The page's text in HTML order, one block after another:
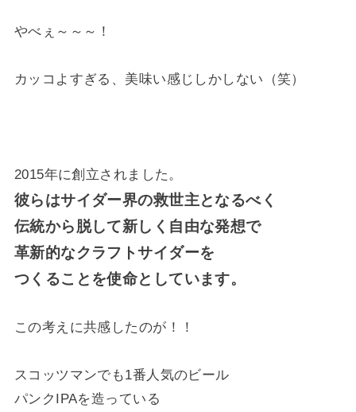
やべぇ～～～！
カッコよすぎる、美味い感じしかしない（笑）
2015年に創立されました。
彼らはサイダー界の救世主となるべく
伝統から脱して新しく自由な発想で
革新的なクラフトサイダーを
つくることを使命としています。
この考えに共感したのが！！
スコッツマンでも1番人気のビール
パンクIPAを造っている